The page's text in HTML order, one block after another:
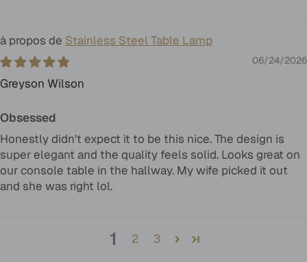
Stainless Steel Table Lamp
06/24/2026
Greyson Wilson
Obsessed
Honestly didn't expect it to be this nice. The design is
super elegant and the quality feels solid. Looks great on
our console table in the hallway. My wife picked it out
and she was right lol.
1 2 3